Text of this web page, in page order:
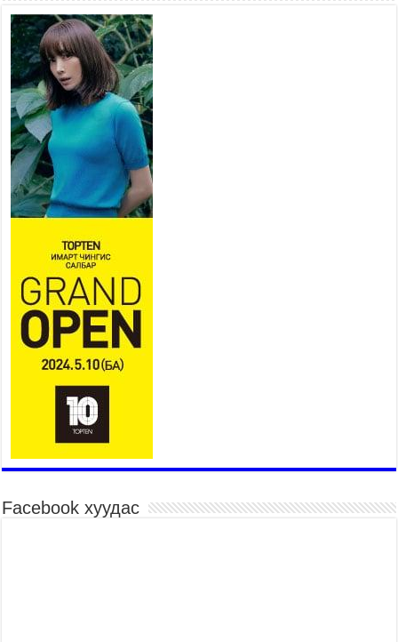
2026 оны 8 сар 6 / 16 цаг 34 минут
УИХ-ын дарга С.Бямбацогт
төрийг төлөөлөн Сутай
хайрхны тэнгэрийг тахих
төрийн тахилгад оролцлоо
2026 оны 8 сар 6 / 16 цаг 30 минут
Байнгын хорооны дарга Г.Тэмүүлэн тэргүүтэй
УИХ-ын гишүүд БНСУ-ын Үндэсний Ассамблейн
гишүүдийг хүлээн авч уулзав
2026 оны 8 сар 6 / 16 цаг 24 минут
ТЭЗҮ-ийг боловсруулах ажил 90 хувийн
гүйцэтгэлтэй байна
2026 оны 8 сар 6 / 14 цаг 14 минут
Татварын өрийг барагдуулахдаа орлогын 30
хувийг татвар төлөгчид үлдээхээр хуульчилж,
татварын тайлангаа залруулах хугацааг хоёр
жил болгон сунгажээ
2026 оны 8 сар 6 / 14 цаг 10 минут
Нэгдүгээр хорооллын арын замыг наймдугаар
сарын 6-ны 23:00 цагаас түр хааж, борооны ус
зайлуулах шугамын хөндлөн сэтэлгээ хийнэ
сайд Н.Номтойбаяр Дорноговь аймагт ажиллав
2026 оны 8 сар 6 / 9 цаг 25 минут
Facebook хуудас